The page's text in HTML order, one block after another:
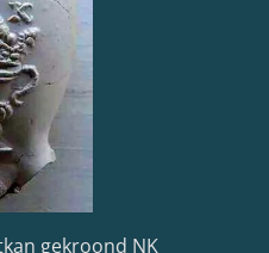
gekroond NK